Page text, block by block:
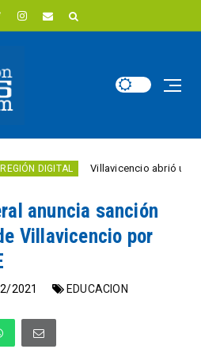
Villavicencio abrió un nuevo
anuncia sanción
Villavicencio por
2021 EDUCACION